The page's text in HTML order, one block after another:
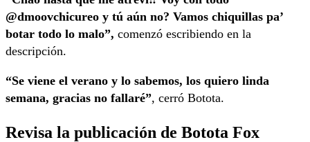
@dmoovchicureo y tú aún no? Vamos chiquillas pa’
botar todo lo malo”, comenzó escribiendo en la
descripción.
“Se viene el verano y lo sabemos, los quiero linda
semana, gracias no fallaré”, cerró Botota.
Revisa la publicación de Botota Fox